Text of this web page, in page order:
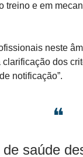
treino e em
neste
dos
notificação”.
❝
saúde